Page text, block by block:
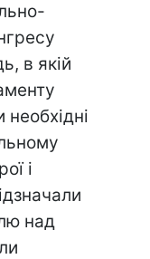
в якій
і
над